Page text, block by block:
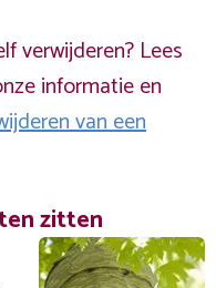
verwijderen? Lees
informatie en
van een
zitten